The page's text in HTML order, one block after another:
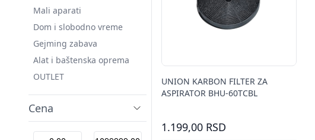
Mali aparati
Dom i slobodno vreme
Gejming zabava
Alat i baštenska oprema
OUTLET
Cena
UNION KARBON FILTER ZA
ASPIRATOR BHU-60TCBL
1.199,00 RSD